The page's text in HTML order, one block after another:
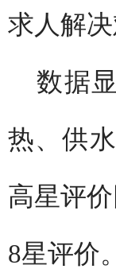
求人解决
数据
热、供
高星评
8星评价。